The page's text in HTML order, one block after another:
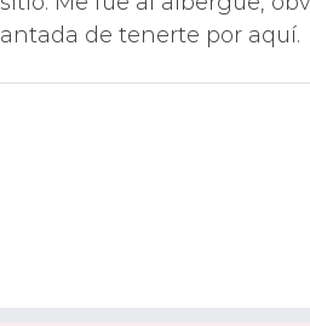
de tenerte por aquí.